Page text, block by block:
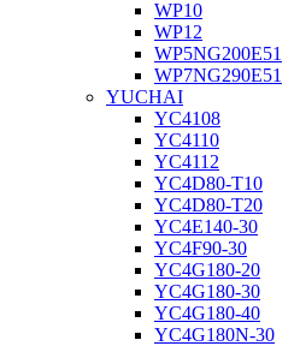
WP10
WP12
WP5NG200E51
WP7NG290E51
YUCHAI
YC4108
YC4110
YC4112
YC4D80-T10
YC4D80-T20
YC4E140-30
YC4F90-30
YC4G180-20
YC4G180-30
YC4G180-40
YC4G180N-30